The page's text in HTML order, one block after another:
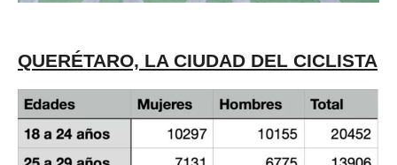
QUERÉTARO, LA CIUDAD DEL CICLISTA